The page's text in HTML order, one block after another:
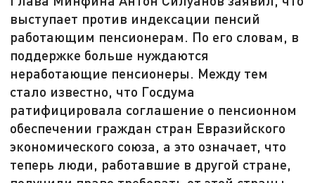
выступает против индексации пенсий
работающим пенсионерам. По его словам, в
поддержке больше нуждаются
неработающие пенсионеры. Между тем
стало известно, что Госдума
ратифицировала соглашение о пенсионном
обеспечении граждан стран Евразийского
экономического союза, а это означает, что
теперь люди, работавшие в другой стране,